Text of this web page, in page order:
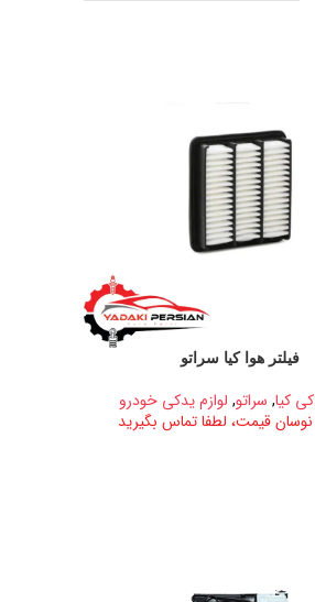
فیلتر هوا کیا سراتو
کیا, سراتو, لوازم یدکی خودرو
نوسان قیمت، لطفا تماس بگیرید